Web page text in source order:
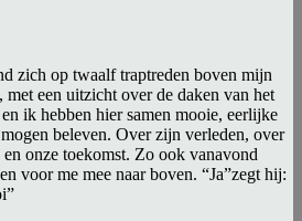
zich op twaalf traptreden boven mijn
een uitzicht over de daken van het
ik hebben hier samen mooie, eerlijke
beleven. Over zijn verleden, over
onze toekomst. Zo ook vanavond
voor me mee naar boven. “Ja”zegt hij: